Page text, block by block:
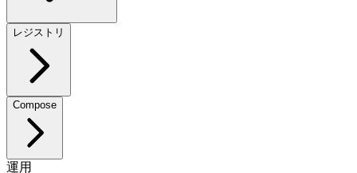
レジストリ
Compose
運用